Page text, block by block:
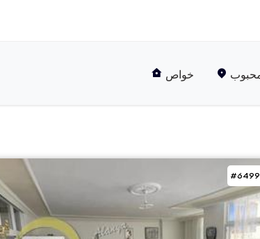
خواص
#6499